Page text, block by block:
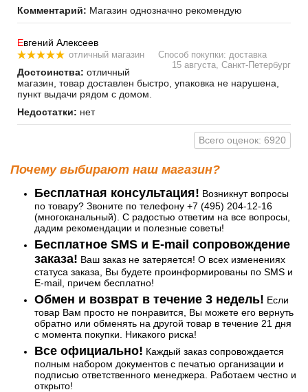
Комментарий: Магазин однозначно рекомендую
Евгений Алексеев
отличный магазин
Способ покупки: доставка
15 августа, Санкт-Петербург
Достоинства: отличный
магазин, товар доставлен быстро, упаковка не нарушена,
пункт выдачи рядом с домом.
Недостатки: нет
Всего оценок: 6920
Почему выбирают наш магазин?
Бесплатная консультация! Возникнут вопросы
по товару? Звоните по телефону +7 (495) 204-12-16
(многоканальный). С радостью ответим на все вопросы,
дадим рекомендации и полезные советы!
Бесплатное SMS и E-mail сопровождение
заказа! Ваш заказ не затеряется! О всех изменениях
статуса заказа, Вы будете проинформированы по SMS и
E-mail, причем бесплатно!
Обмен и возврат в течение 3 недель! Если
товар Вам просто не понравится, Вы можете его вернуть
обратно или обменять на другой товар в течение 21 дня
с момента покупки. Никакого риска!
Все официально! Каждый заказ сопровождается
полным набором документов с печатью организации и
подписью ответственного менеджера. Работаем честно и
открыто!